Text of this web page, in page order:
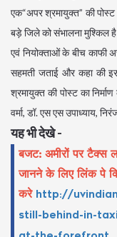
एक“अपर श्रमायुक्त” की
बड़े जिले को संभालना मुश्किल
एवं नियोक्ताओं के बीच काफी
सहमती जताई और कहा की
श्रमायुक्त की पोस्ट का
वर्मा, डॉ. एस एस उपाध्याय,
यह भी देखे -
बजट: अमीरों पर टैक्स
जानने के लिए लिंक पे
करे http://
still-behind-in-